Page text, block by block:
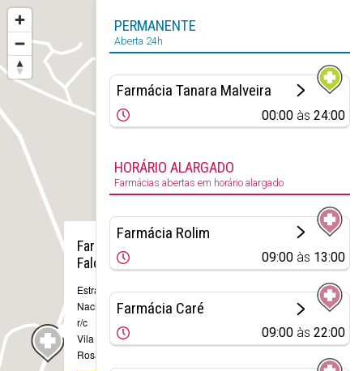
Farmácia
Falcão
Estrada
Nacional 8, 60 A
r/c
Vila Franca do
Rosário
×
PERMANENTE
Aberta 24h
Farmácia Tanara Malveira
00:00 às24:00
HORÁRIO ALARGADO
Farmácias abertas em horário alargado
Farmácia Rolim
09:00 às 13:00
Farmácia Caré
09:00 às22:00